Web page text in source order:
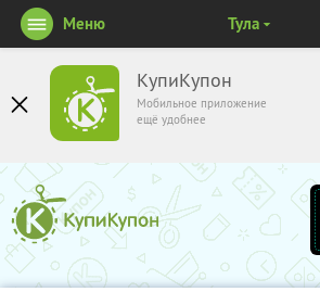
КупиКупон
Мобильное приложение
ещё удобнее
Меню Тула